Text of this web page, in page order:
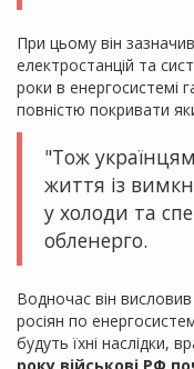
При цьому він
електростанцій та
роки в енергосистемі
повністю покривати
"Тож
життя із
у холоди та
обленерго.
Водночас він
росіян по
будуть їхні наслідки,